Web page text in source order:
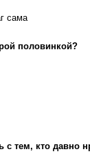
сама
половинкой?
с тем, кто давно